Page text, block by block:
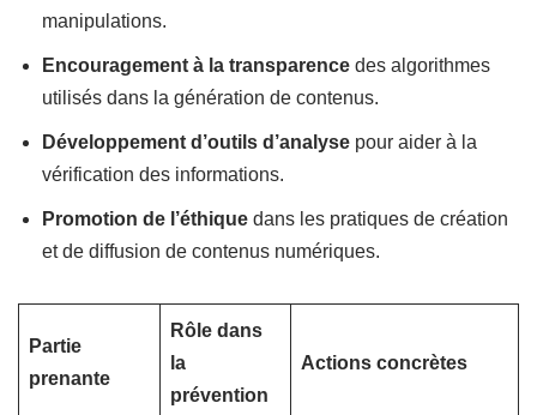
manipulations.
Encouragement à la transparence des algorithmes
utilisés dans la génération de contenus.
Développement d’outils d’analyse pour aider à la
vérification des informations.
Promotion de l’éthique dans les pratiques de création
et de diffusion de contenus numériques.
Partie
prenante
Rôle dans
la
prévention
Actions concrètes